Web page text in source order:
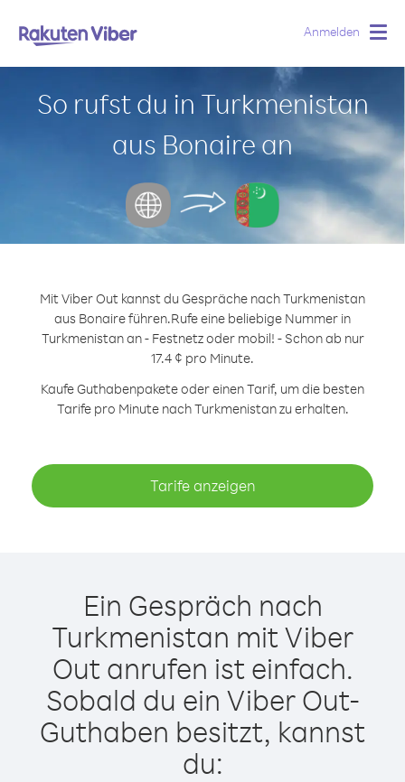
Anmelden
So rufst du in Turkmenistan
aus Bonaire an
Mit Viber Out kannst du Gespräche nach Turkmenistan
aus Bonaire führen.Rufe eine beliebige Nummer in
Turkmenistan an - Festnetz oder mobil! - Schon ab nur
17.4 ¢ pro Minute.
Kaufe Guthabenpakete oder einen Tarif, um die besten
Tarife pro Minute nach Turkmenistan zu erhalten.
Tarife anzeigen
Ein Gespräch nach
Turkmenistan mit Viber
Out anrufen ist einfach.
Sobald du ein Viber Out-
Guthaben besitzt, kannst
du: